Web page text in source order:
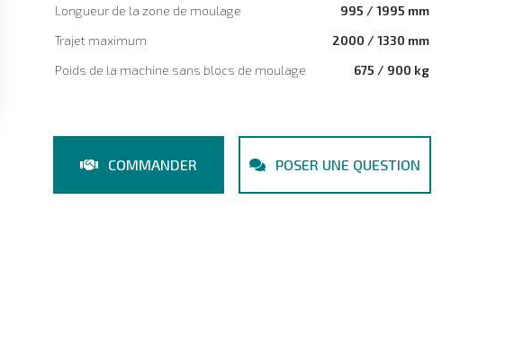
Longueur de la zone de moulage
995 / 1995 mm
Trajet maximum
2000 / 1330 mm
Poids de la machine sans blocs de moulage
675 / 900 kg
COMMANDER POSER UNE QUESTION